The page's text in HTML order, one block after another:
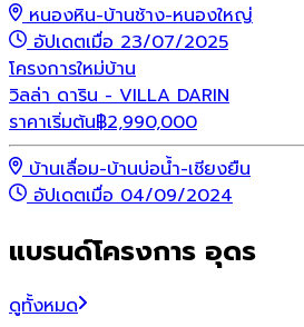
หนองหิน-บ้านช้าง-หนองใหญ่
อัปเดตเมื่อ 23/07/2025
โครงการใหม่บ้าน
วิลล่า ดาริน - VILLA DARIN
ราคาเริ่มต้น฿2,990,000
บ้านเลื่อม-บ้านบ่อน้ำ-เชียงยืน
อัปเดตเมื่อ 04/09/2024
แบรนด์โครงการ อุดร
ดูทั้งหมด